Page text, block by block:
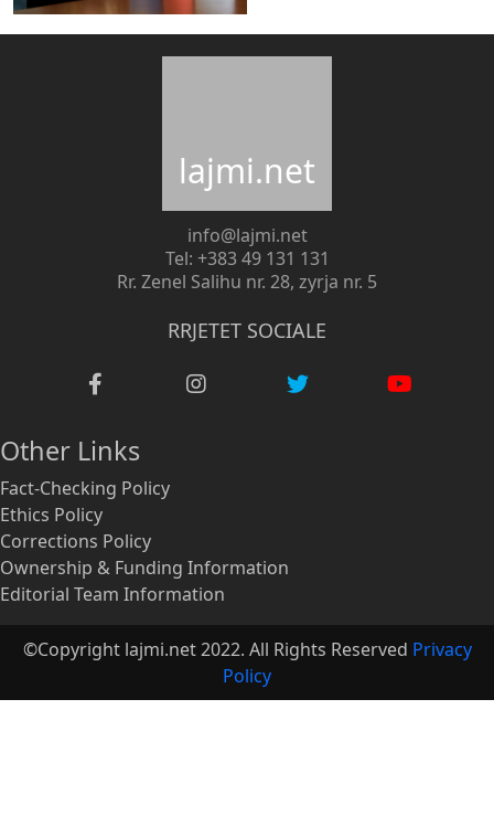
lajmi.net
info@lajmi.net
Tel: +383 49 131 131
Rr. Zenel Salihu nr. 28, zyrja nr. 5
RRJETET SOCIALE
Other Links
Fact-Checking Policy
Ethics Policy
Corrections Policy
Ownership & Funding Information
Editorial Team Information
©Copyright lajmi.net 2022. All Rights Reserved Privacy
Policy